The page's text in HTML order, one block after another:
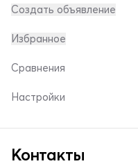
Создать объявление
Избранное
Сравнения
Настройки
Контакты